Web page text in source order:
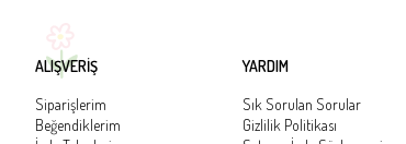
ALIŞVERİŞ
Siparişlerim
Beğendiklerim
YARDIM
Sık Sorulan Sorular
Gizlilik Politikası